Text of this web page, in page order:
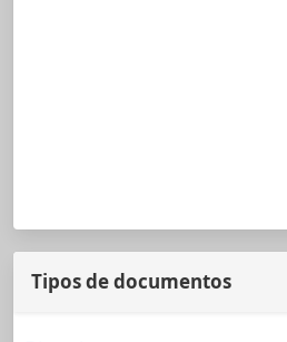
Tipos de documentos